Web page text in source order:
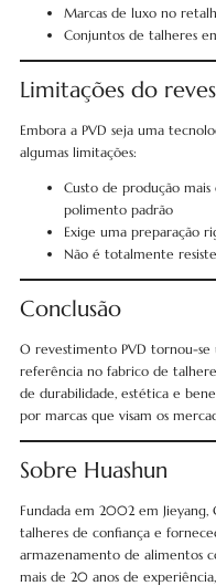
Marcas de luxo no
Conjuntos de talheres
Limitações do
Embora a PVD seja uma
algumas limitações:
Custo de produção
polimento padrão
Exige uma preparação
Não é totalmente
Conclusão
O revestimento PVD tornou-
referência no fabrico de
de durabilidade, estética e
por marcas que visam os
Sobre Huashun
Fundada em 2002 em Jieyang,
talheres de confiança e
armazenamento de alimentos
mais de 20 anos de